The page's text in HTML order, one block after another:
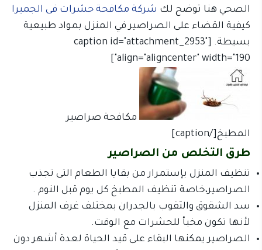
الصحي هنا توضح لك شركة مكافحة حشرات فى الجميرا
كيفية القضاء على الصراصير في المنزل بمواد طبيعية
بسيطة. [caption id="attachment_2953"
align="aligncenter" width="190"]
مكافحة صراصير
المطبخ[/caption]
طرق التخلص من الصراصير
تنظيف المنزل بإستمرار من بقايا الطعام التى تجذب
الصراصير،خاصة تنظيف المطبخ كل يوم قبل النوم .
سد الشقوق والثقوب بالجدران بمختلف غرف المنزل
لأنها تكون مخبأ للحشرات مع الوقت.
الصراصير يمكنها البقاء على قيد الحياة لعدة أشهر دون